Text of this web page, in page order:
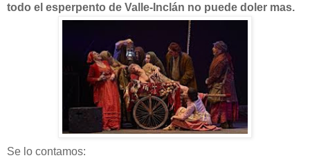
todo el esperpento de Valle-Inclán no puede doler mas.
Se lo contamos: